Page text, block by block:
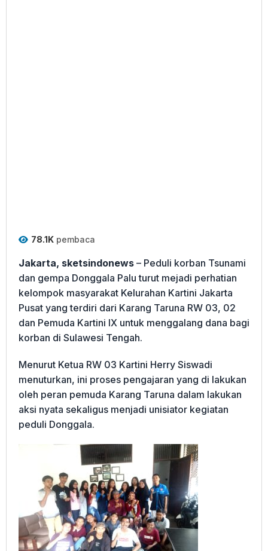
78.1K pembaca
Jakarta, sketsindonews – Peduli korban Tsunami
dan gempa Donggala Palu turut mejadi perhatian
kelompok masyarakat Kelurahan Kartini Jakarta
Pusat yang terdiri dari Karang Taruna RW 03, 02
dan Pemuda Kartini IX untuk menggalang dana bagi
korban di Sulawesi Tengah.
Menurut Ketua RW 03 Kartini Herry Siswadi
menuturkan, ini proses pengajaran yang di lakukan
oleh peran pemuda Karang Taruna dalam lakukan
aksi nyata sekaligus menjadi unisiator kegiatan
peduli Donggala.